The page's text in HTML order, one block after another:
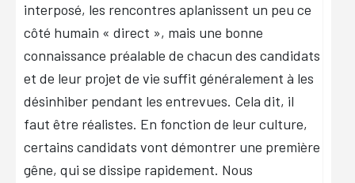
interposé, les rencontres aplanissent un peu ce
côté humain « direct », mais une bonne
connaissance préalable de chacun des candidats
et de leur projet de vie suffit généralement à les
désinhiber pendant les entrevues. Cela dit, il
faut être réalistes. En fonction de leur culture,
certains candidats vont démontrer une première
gêne, qui se dissipe rapidement. Nous